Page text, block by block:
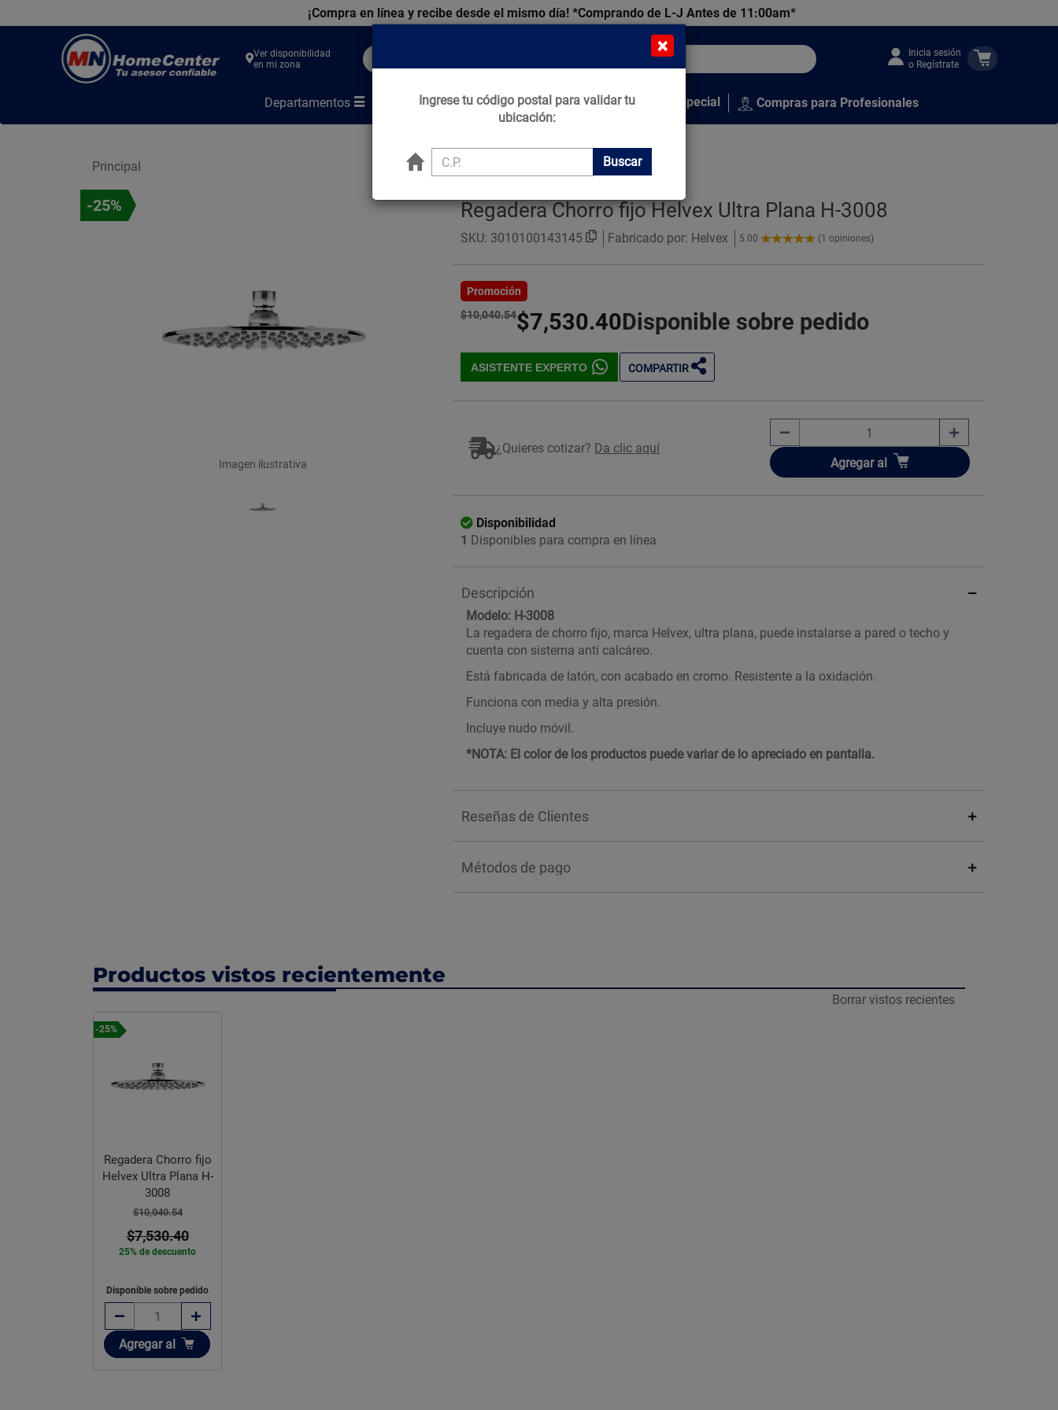
¡Compra en línea y recibe desde el mismo día! *Comprando de L-J Antes de 11:00am*
Center
Ver disponibilidad
en mi zona
Inicia sesión
o Regístrate
Departamentos Marcas Tips que Construyen Venta Especial Compras para Profesionales
Principal
-25%
Imagen ilustrativa
Regadera Chorro fijo Helvex Ultra Plana H-3008
SKU: 3010100143145 Fabricado por: Helvex 5.00
5.00
(1 opiniones)
Promoción
$10,040.54$7,530.40Disponible sobre pedido
ASISTENTE EXPERTO COMPARTIR
¿Quieres cotizar? Da clic aquí
Añadir
Agregar al
Disponibilidad
1 Disponibles para compra en línea
Descripción
Modelo: H-3008
La regadera de chorro fijo, marca Helvex, ultra plana, puede instalarse a pared o techo y
cuenta con sistema anti calcáreo.
Está fabricada de latón, con acabado en cromo. Resistente a la oxidación.
Funciona con media y alta presión.
Incluye nudo móvil.
*NOTA: El color de los productos puede variar de lo apreciado en pantalla.
Reseñas de Clientes
Métodos de pago
Productos vistos recientemente
Borrar vistos recientes
-25%
Regadera Chorro fijo
Helvex Ultra Plana H-
3008
$10,040.54
$7,530.40
25% de descuento
Disponible sobre pedido
Añadir
Agregar al
×
Ingrese tu código postal para validar tu
ubicación:
Buscar